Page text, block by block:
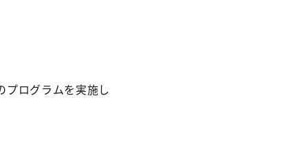
プログラムを実施し